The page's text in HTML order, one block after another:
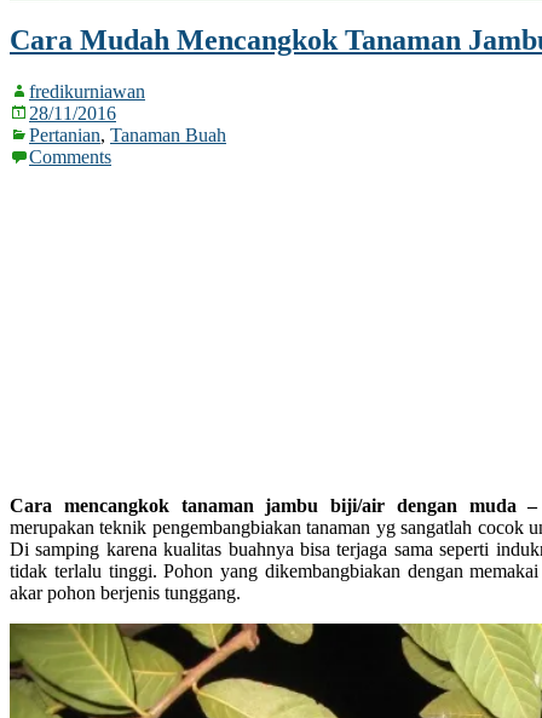
Cara Mudah Mencangkok Tanaman
fredikurniawan
28/11/2016
Pertanian, Tanaman Buah
Comments
Cara mencangkok tanaman jambu biji/air dengan muda
merupakan teknik pengembangbiakan tanaman yg sangatlah cocok
Di samping karena kualitas buahnya bisa terjaga sama seperti
tidak terlalu tinggi. Pohon yang dikembangbiakan dengan
akar pohon berjenis tunggang.